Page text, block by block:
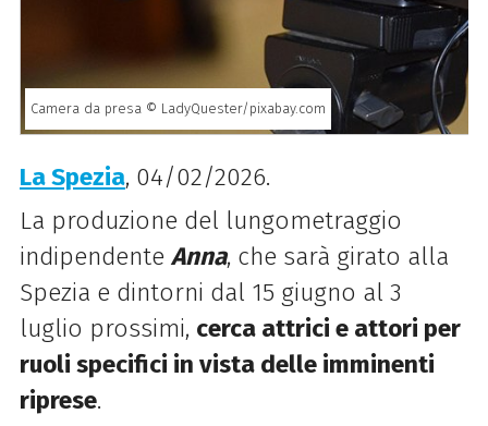
Camera da presa © LadyQuester/pixabay.com
La Spezia, 04/02/2026.
La produzione del lungometraggio
indipendente Anna, che sarà girato alla
Spezia e dintorni dal 15 giugno al 3
luglio prossimi, cerca attrici e attori per
ruoli specifici in vista delle imminenti
riprese.